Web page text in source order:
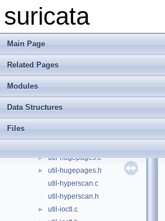
suricata
Main Page
Related Pages
Modules
Data Structures
Files
► util-hash-lookup3.h
►
► util-hash.c
► util-hash.h
► util-host-info.c
► util-host-info.h
► util-hugepages.c
►
util-hugepages.h
util-hyperscan.c
util-hyperscan.h
► util-ioctl.c